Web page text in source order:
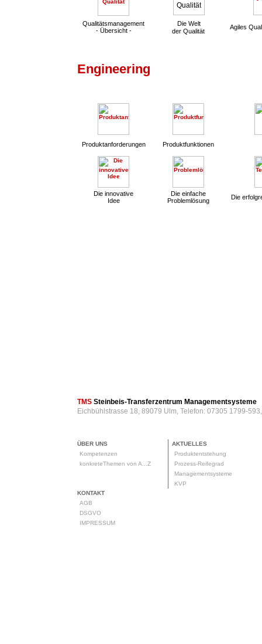
Qualitätsmanagement
- Übersicht -
Die Welt
der Qualität
Agiles
Engineering
Produktanforderungen Produktfunktionen
Die innovative
Idee
Die einfache
Problemlösung
Die
TMS Steinbeis-Transferzentrum Managementsysteme
Eichbühlstrasse 18, 89079 Ulm, Telefon: 07305 1799-
ÜBER UNS
Kompetenzen
konkreteThemen von A...Z
AKTUELLES
Produktentstehung
Prozess-Reifegrad
Managementsysteme
KVP
KONTAKT
AGB
DSGVO
IMPRESSUM